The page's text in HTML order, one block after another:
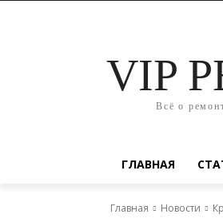
VIP
Всё о
ГЛАВНАЯ
Главная Новости